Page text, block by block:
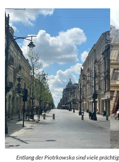
Entlang der Piotrkowska sind viele